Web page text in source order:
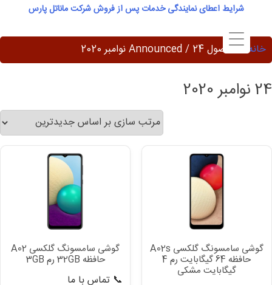
content
شرایط اعطای نمایندگی خدمات پس از فروش شرکت ماناتل پارس
خانه/ محصول Announced / 24 نوامبر 2020
24 نوامبر 2020
گوشی سامسونگ گلکسی A02s
حافظه 64 گیگابایت رم 4
گیگابایت مشکی
گوشی سامسونگ گلکسی A02
حافظه 32GB رم 3GB
📞 تماس با ما